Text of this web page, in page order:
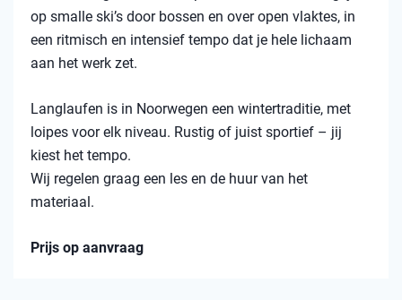
op smalle ski’s door bossen en over open vlaktes, in
een ritmisch en intensief tempo dat je hele lichaam
aan het werk zet.
Langlaufen is in Noorwegen een wintertraditie, met
loipes voor elk niveau. Rustig of juist sportief – jij
kiest het tempo.
Wij regelen graag een les en de huur van het
materiaal.
Prijs op aanvraag